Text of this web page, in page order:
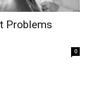
Problems
0